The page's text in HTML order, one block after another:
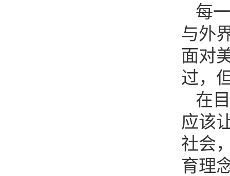
每
与外
面对
过，
在
应该
社会
育理